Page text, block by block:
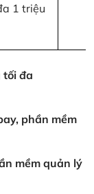
1 triệu
tối đa
phần mềm
mềm quản lý